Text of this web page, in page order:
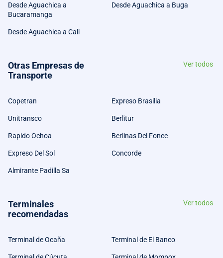
Desde Aguachica a
Bucaramanga
Desde Aguachica a Buga
Desde Aguachica a Cali
Otras Empresas de
Transporte
Ver todos
Copetran Expreso Brasilia
Unitransco Berlitur
Rapido Ochoa Berlinas Del Fonce
Expreso Del Sol Concorde
Almirante Padilla Sa
Terminales
recomendadas
Ver todos
Terminal de Ocaña Terminal de El Banco